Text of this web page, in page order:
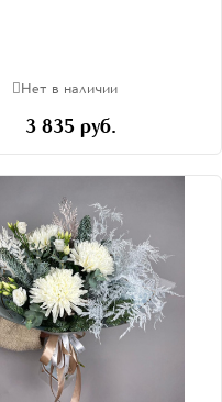
Нет в наличии
3 835 руб.